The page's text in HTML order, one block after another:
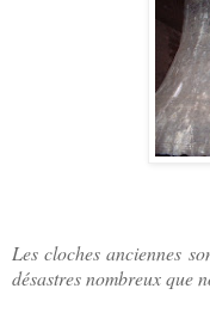
Les cloches anciennes
désastres nombreux que